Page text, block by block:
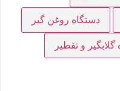
دستگاه روغن گیر
و تقطیر